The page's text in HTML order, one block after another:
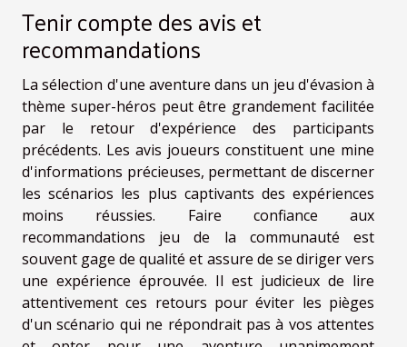
Tenir compte des avis et
recommandations
La sélection d'une aventure dans un jeu d'évasion à
thème super-héros peut être grandement facilitée
par le retour d'expérience des participants
précédents. Les avis joueurs constituent une mine
d'informations précieuses, permettant de discerner
les scénarios les plus captivants des expériences
moins réussies. Faire confiance aux
recommandations jeu de la communauté est
souvent gage de qualité et assure de se diriger vers
une expérience éprouvée. Il est judicieux de lire
attentivement ces retours pour éviter les pièges
d'un scénario qui ne répondrait pas à vos attentes